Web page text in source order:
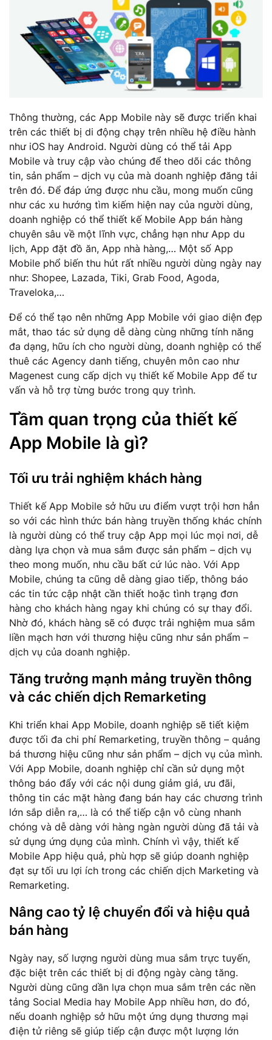
Thông thường, các App Mobile này sẽ được triển khai
trên các thiết bị di động chạy trên nhiều hệ điều hành
như iOS hay Android. Người dùng có thể tải App
Mobile và truy cập vào chúng để theo dõi các thông
tin, sản phẩm – dịch vụ của mà doanh nghiệp đăng tải
trên đó. Để đáp ứng được nhu cầu, mong muốn cũng
như các xu hướng tìm kiếm hiện nay của người dùng,
doanh nghiệp có thể thiết kế Mobile App bán hàng
chuyên sâu về một lĩnh vực, chẳng hạn như App du
lịch, App đặt đồ ăn, App nhà hàng,… Một số App
Mobile phổ biến thu hút rất nhiều người dùng ngày nay
như: Shopee, Lazada, Tiki, Grab Food, Agoda,
Traveloka,…
Để có thể tạo nên những App Mobile với giao diện đẹp
mắt, thao tác sử dụng dễ dàng cùng những tính năng
đa dạng, hữu ích cho người dùng, doanh nghiệp có thể
thuê các Agency danh tiếng, chuyên môn cao như
Magenest cung cấp dịch vụ thiết kế Mobile App để tư
vấn và hỗ trợ từng bước trong quy trình.
Tầm quan trọng của thiết kế
App Mobile là gì?
Tối ưu trải nghiệm khách hàng
Thiết kế App Mobile sở hữu ưu điểm vượt trội hơn hẳn
so với các hình thức bán hàng truyền thống khác chính
là người dùng có thể truy cập App mọi lúc mọi nơi, dễ
dàng lựa chọn và mua sắm được sản phẩm – dịch vụ
theo mong muốn, nhu cầu bất cứ lúc nào. Với App
Mobile, chúng ta cũng dễ dàng giao tiếp, thông báo
các tin tức cập nhật cần thiết hoặc tình trạng đơn
hàng cho khách hàng ngay khi chúng có sự thay đổi.
Nhờ đó, khách hàng sẽ có được trải nghiệm mua sắm
liền mạch hơn với thương hiệu cũng như sản phẩm –
dịch vụ của doanh nghiệp.
Tăng trưởng mạnh mảng truyền thông
và các chiến dịch Remarketing
Khi triển khai App Mobile, doanh nghiệp sẽ tiết kiệm
được tối đa chi phí Remarketing, truyền thông – quảng
bá thương hiệu cũng như sản phẩm – dịch vụ của mình.
Với App Mobile, doanh nghiệp chỉ cần sử dụng một
thông báo đẩy với các nội dung giảm giá, ưu đãi,
thông tin các mặt hàng đang bán hay các chương trình
lớn sắp diễn ra,… là có thể tiếp cận vô cùng nhanh
chóng và dễ dàng với hàng ngàn người dùng đã tải và
sử dụng ứng dụng của mình. Chính vì vậy, thiết kế
Mobile App hiệu quả, phù hợp sẽ giúp doanh nghiệp
đạt sự tối ưu lợi ích trong các chiến dịch Marketing và
Remarketing.
Nâng cao tỷ lệ chuyển đổi và hiệu quả
bán hàng
Ngày nay, số lượng người dùng mua sắm trực tuyến,
đặc biệt trên các thiết bị di động ngày càng tăng.
Người dùng cũng dần lựa chọn mua sắm trên các nền
tảng Social Media hay Mobile App nhiều hơn, do đó,
nếu doanh nghiệp sở hữu một ứng dụng thương mại
điện tử riêng sẽ giúp tiếp cận được một lượng lớn